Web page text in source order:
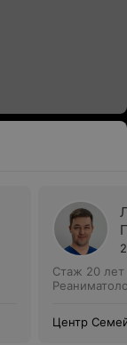
Стаж 20 лет
Центр